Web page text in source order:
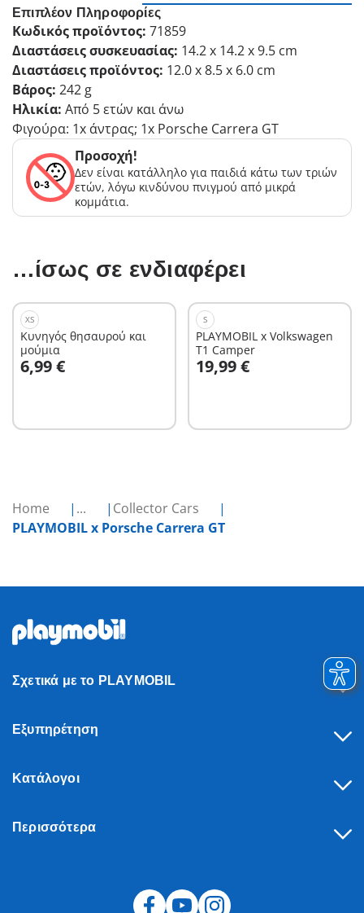
Home ...
Collector Cars
PLAYMOBIL x Porsche Carrera GT
Επιπλέον Πληροφορίες
Κωδικός προϊόντος: 71859
Διαστάσεις συσκευασίας: 14.2 x 14.2 x 9.5 cm
Διαστάσεις προϊόντος: 12.0 x 8.5 x 6.0 cm
Βάρος: 242 g
Ηλικία: Από 5 ετών και άνω
Φιγούρα: 1x άντρας; 1x Porsche Carrera GT
Προσοχή!
Δεν είναι κατάλληλο για παιδιά κάτω των τριών
ετών, λόγω κινδύνου πνιγμού από μικρά
κομμάτια.
…ίσως σε ενδιαφέρει
XS
Κυνηγός θησαυρού και
μούμια
6,99 €
Στο καλάθι
S
PLAYMOBIL x Volkswagen
T1 Camper
19,99 €
Στο καλάθι
Σχετικά με το PLAYMOBIL
Εξυπηρέτηση
Κατάλογοι
Περισσότερα